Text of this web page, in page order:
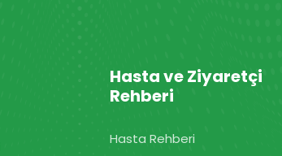
Hasta ve Ziyaretçi
Rehberi
Hasta Rehberi